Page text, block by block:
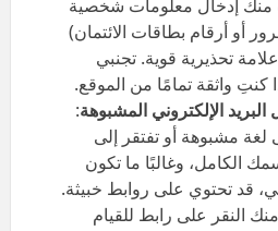
منك إدخال معلومات شخصية
أو أرقام بطاقات الائتمان)
تحذيرية قوية. تجنبي
كنتِ واثقة تمامًا من الموقع.
الإلكتروني المشبوهة:
لغة مشبوهة أو تفتقر إلى
الكامل، وغالبًا ما تكون
قد تحتوي على روابط خبيثة.
النقر على رابط للقيام